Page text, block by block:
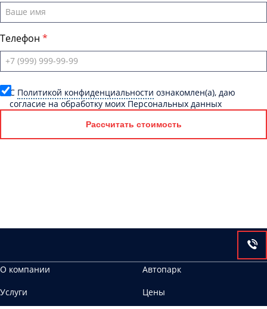
Телефон
C Политикой конфиденциальности ознакомлен(а), даю
согласие на обработку моих Персональных данных
Рассчитать стоимость
О компании
Автопарк
Услуги
Цены